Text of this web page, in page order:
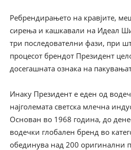
Ребрендирањето на кравјите,
сирења и кашкавали на Идеал
три последователни фази, при
процесот брендот Президент
досегашната ознака на
Инаку Президент е еден од
најголемата светска млечна
Основан во 1968 година, до
водечки глобален бренд во
обединува над 200 оригинални